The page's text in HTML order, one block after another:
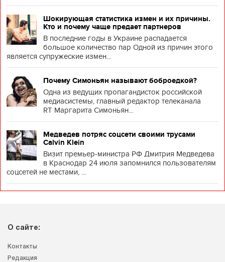
Шокирующая статистика измен и их причины.
Кто и почему чаще предает партнеров
В последние годы в Украине распадается
большое количество пар Одной из причин этого
является супружеские измен...
Почему Симоньян называют боброедкой?
Одна из ведущих пропагандисток российской
медиасистемы, главный редактор телеканала
RT Маргарита Симоньян...
Медведев потряс соцсети своими трусами
Calvin Klein
Визит премьер-министра РФ Дмитрия Медведева
в Краснодар 24 июля запомнился пользователям
соцсетей не местами, ...
О сайте:
Контакты
Редакция